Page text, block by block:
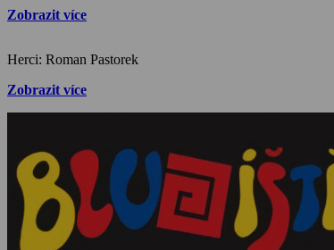
Zobrazit více
Herci: Roman Pastorek
Zobrazit více